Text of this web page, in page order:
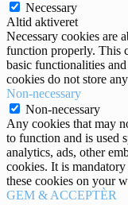
Necessary
Altid aktiveret
Necessary cookies are
function properly. This
basic functionalities
cookies do not store
Non-necessary
Non-necessary
Any cookies that may
to function and is used
analytics, ads, other
cookies. It is
these cookies on your
GEM & ACCEPTÈR